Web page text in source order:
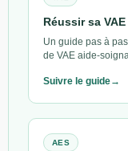
Réussir sa
Un guide pas à
de VAE aide-
Suivre le guide
AES